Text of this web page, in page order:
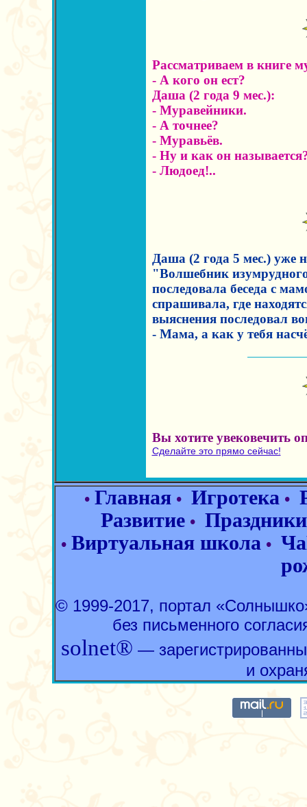
Рассматриваем в книге
- А кого он ест?
Даша (2 года 9 мес.):
- Муравейники.
- А точнее?
- Муравьёв.
- Ну и как он
- Людоед!..
Даша (2 года 5 мес.) уже
"Волшебник
последовала беседа с
спрашивала, где
выяснения последовал
- Мама, а как у тебя
Вы хотите увековечить
Сделайте это прямо сейчас!
• Главная • Игротека •
Развитие• Праздники
• Виртуальная школа •
© 1999-2017, портал
без письменного
solnet® —
и